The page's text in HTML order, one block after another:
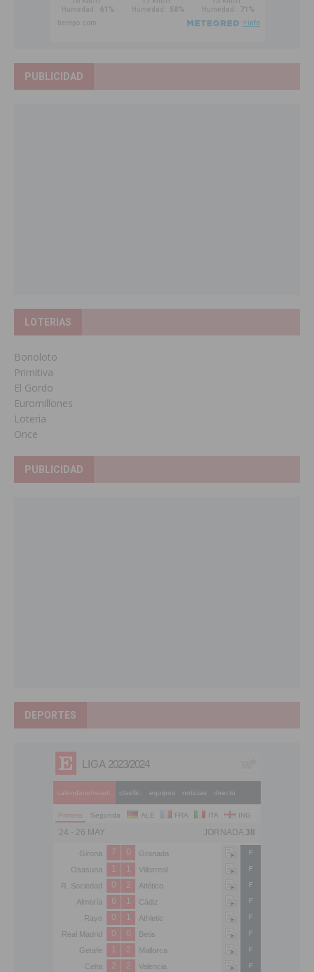
PUBLICIDAD
LOTERIAS
Bonoloto
Primitiva
El Gordo
Euromillones
Loteria
Once
PUBLICIDAD
DEPORTES